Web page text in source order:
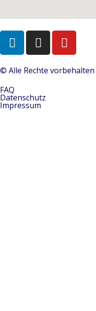
© Alle Rechte vorbehalten
FAQ
Datenschutz
Impressum